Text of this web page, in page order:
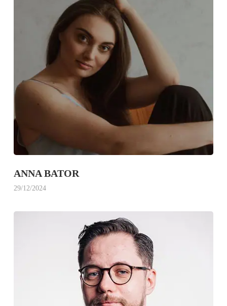
ANNA BATOR
29/12/2024